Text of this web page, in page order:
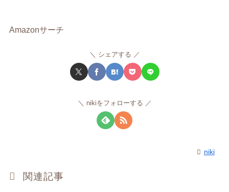
Amazonサーチ
シェアする
nikiをフォローする
niki
関連記事